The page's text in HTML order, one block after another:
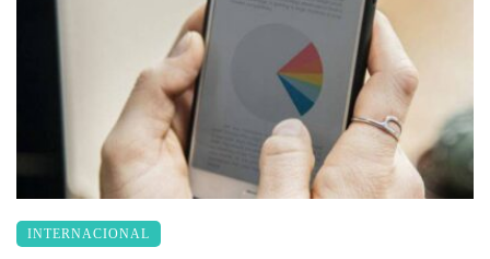
INTERNACIONAL